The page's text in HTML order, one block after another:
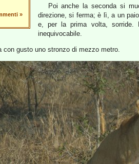
»
Poi anche la seconda si
direzione, si ferma; è lì, a un
e, per la prima volta, sorride.
inequivocabile.
con gusto uno stronzo di mezzo metro.